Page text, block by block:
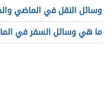
وسائل النقل في الماضي
ما هي وسائل السفر في